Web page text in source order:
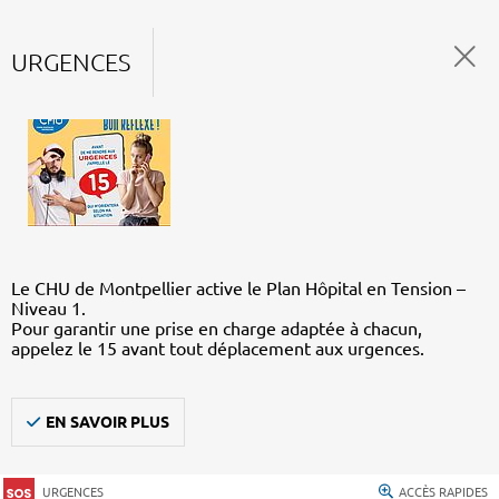
URGENCES
Le CHU de Montpellier active le Plan Hôpital en Tension –
Niveau 1.
Pour garantir une prise en charge adaptée à chacun,
appelez le 15 avant tout déplacement aux urgences.
EN SAVOIR PLUS
URGENCES ACCÈS RAPIDES